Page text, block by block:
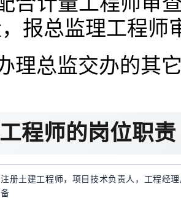
报总监理工程师
理总监交办的其
程师的岗位职
注册土建工程师，项目技术负责人，工程经
备